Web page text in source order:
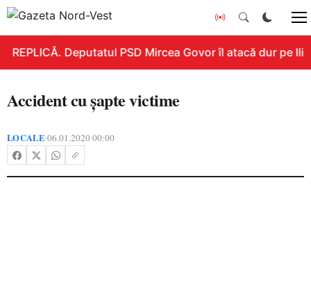
REPLICĂ. Deputatul PSD Mircea Govor îl atacă dur pe
Accident cu șapte victime
LOCALE•06.01.2020 00:00